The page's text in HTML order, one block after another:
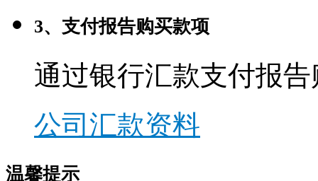
3、支付报告购买款项
通过银行汇款支付报
公司汇款资料
温馨提示